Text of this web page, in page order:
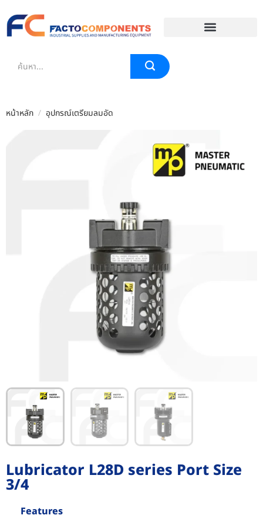
หน้าหลัก / อุปกรณ์เตรียมลมอัด
Lubricator L28D series Port Size
3/4
Features